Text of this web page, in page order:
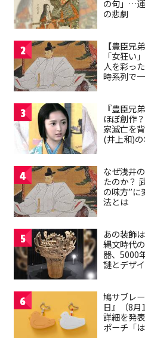
の句」…
の悲劇
2
【豊臣兄
「女狂い
人を彩っ
時系列で
3
『豊臣兄
ほぼ創作
家滅亡を
(井上和)
4
なぜ浅井
たのか？
の味方”に
法とは
5
あの装飾
縄文時代
器、5000
謎とデザ
6
鳩サブレ
日』（8
詳細を発
ポーチ「は